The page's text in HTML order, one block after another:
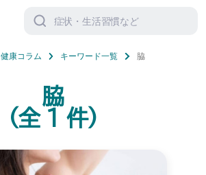
索
健康コラム キーワード一覧 脇
脇
(全1 件)